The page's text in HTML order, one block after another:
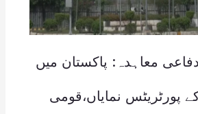
معاہدہ: پاکستان میں
پورٹریٹس نمایاں،قومی